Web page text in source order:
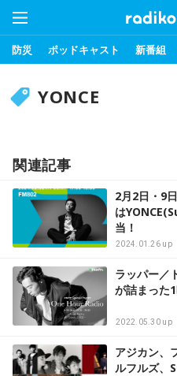
防災 ポッドキャスト 新番組
YONCE
関連記事
2月2日・9
は
当！
2024.01.26 up
ラッパー／
が詰まった
2022.05.30 up
アジカン、
ルフルズ、